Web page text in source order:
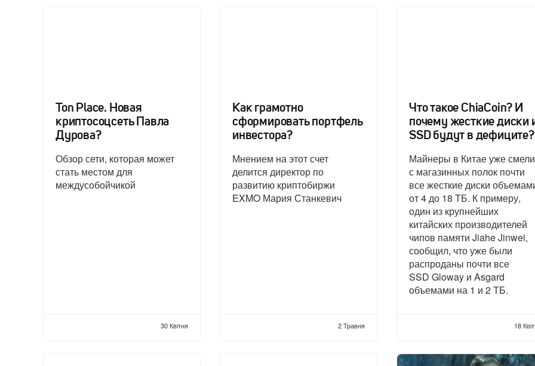
Ton Place. Новая
криптосоцсеть Павла
Дурова?
Обзор сети, которая может
стать местом для
междусобойчикой
30 Квітня
Как грамотно
сформировать портфель
инвестора?
Мнением на этот счет
делится директор по
развитию криптобиржи
EXMO Мария Станкевич
2 Травня
Что такое ChiaCoin? И
почему жесткие диски
SSD будут в дефиците?
Майнеры в Китае уже смели
с магазинных полок почти
все жесткие диски
от 4 до 18 ТБ. К примеру,
один из крупнейших
китайских производителей
чипов памяти Jiahe Jinwei,
сообщил, что уже были
распроданы почти все
SSD Gloway и Asgard
объемами на 1 и 2 ТБ.
18